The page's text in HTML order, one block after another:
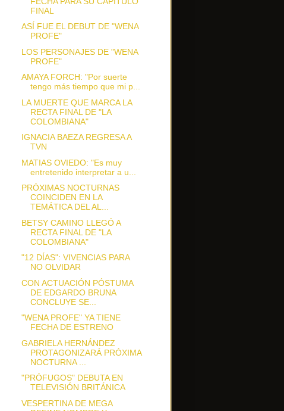
FINAL
ASÍ FUE EL DEBUT DE "WENA
PROFE"
LOS PERSONAJES DE "WENA
PROFE"
AMAYA FORCH: "Por suerte
tengo más tiempo que mi p...
LA MUERTE QUE MARCA LA
RECTA FINAL DE "LA
COLOMBIANA"
IGNACIA BAEZA REGRESA A
TVN
MATIAS OVIEDO: "Es muy
entretenido interpretar a u...
PRÓXIMAS NOCTURNAS
COINCIDEN EN LA
TEMÁTICA DEL AL...
BETSY CAMINO LLEGÓ A
RECTA FINAL DE "LA
COLOMBIANA"
"12 DÍAS": VIVENCIAS PARA
NO OLVIDAR
CON ACTUACIÓN PÓSTUMA
DE EDGARDO BRUNA
CONCLUYE SE...
"WENA PROFE" YA TIENE
FECHA DE ESTRENO
GABRIELA HERNÁNDEZ
PROTAGONIZARÁ PRÓXIMA
NOCTURNA ...
"PRÓFUGOS" DEBUTA EN
TELEVISIÓN BRITÁNICA
VESPERTINA DE MEGA